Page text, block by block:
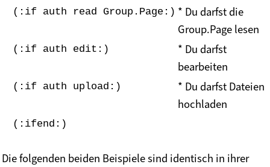
(:if auth read Group.Page:) * Du darfst die
Group.Page lesen
(:if auth edit:)
* Du darfst
bearbeiten
(:if auth upload:)
* Du darfst Dateien
hochladen
(:ifend:)
Die folgenden beiden Beispiele sind identisch in ihrer